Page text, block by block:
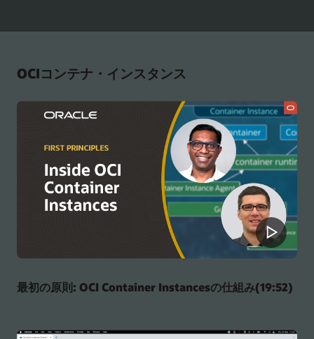
OCIコンテナ・インスタンス
最初の原則: OCI Container Instancesの仕組み(19:52)